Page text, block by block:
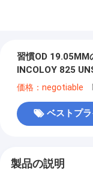
習慣OD 19.05MM
INCOLOY 825
価格：negotiable
ベストプ
製品の説明